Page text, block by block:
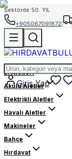
Sektörde 50. YIL
+905067091872
Giriş Yap
El Aletleri
Akülü Aletler
Elektrikli Aletler
Havalı Aletler
Makineler
Bahçe
Hırdavat